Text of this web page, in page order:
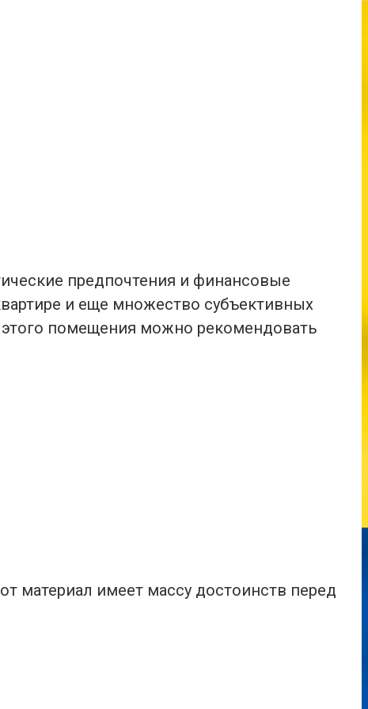
предпочтения и финансовые
и еще множество субъективных
помещения можно рекомендовать
материал имеет массу достоинств перед